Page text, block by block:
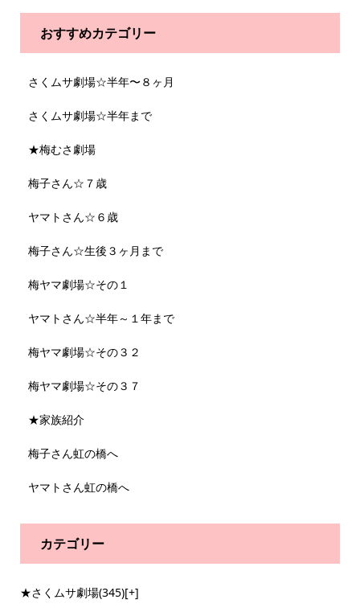
おすすめカテゴリー
さくムサ劇場☆半年〜８ヶ月
さくムサ劇場☆半年まで
★梅むさ劇場
梅子さん☆７歳
ヤマトさん☆６歳
梅子さん☆生後３ヶ月まで
梅ヤマ劇場☆その１
ヤマトさん☆半年～１年まで
梅ヤマ劇場☆その３２
梅ヤマ劇場☆その３７
★家族紹介
梅子さん虹の橋へ
ヤマトさん虹の橋へ
カテゴリー
★さくムサ劇場(345)[+]